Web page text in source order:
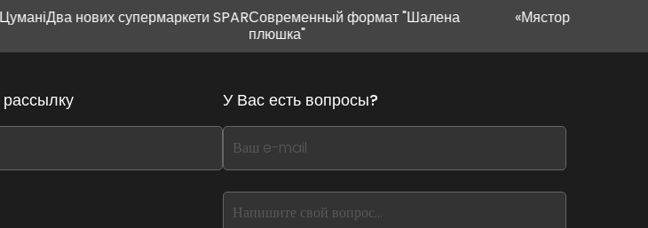
нових супермаркети SPARСовременный формат "Шалена
«Мястория» в Ивано-
У Вас есть вопросы?
If
you
this,